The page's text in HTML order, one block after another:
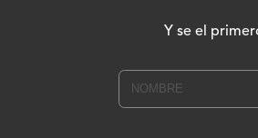
Y se el